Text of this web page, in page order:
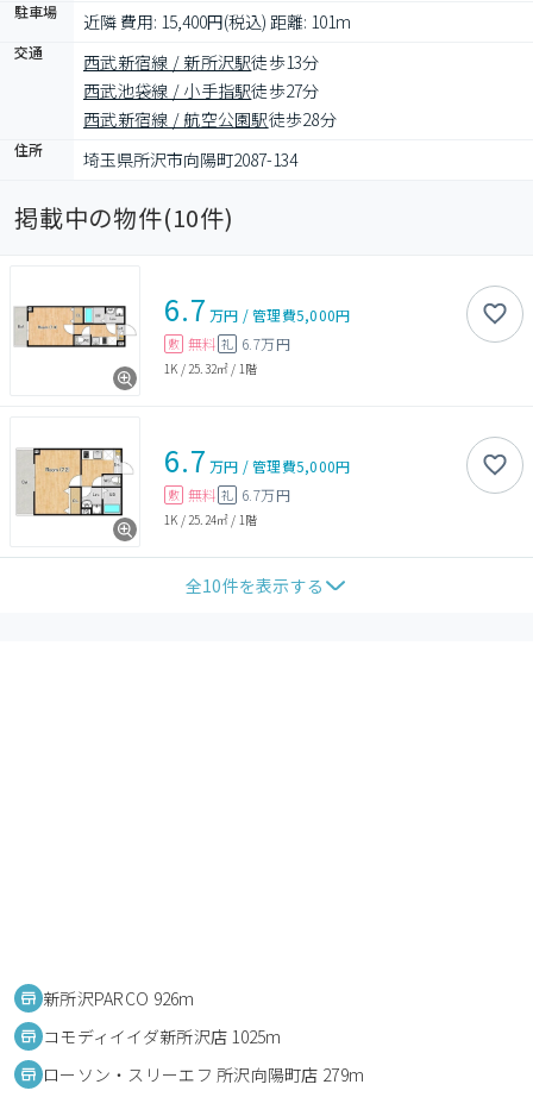
駐車場 近隣 費用: 15,400円(税込) 距離: 101m
交通 西武新宿線 / 新所沢駅徒歩13分
西武池袋線 / 小手指駅徒歩27分
西武新宿線 / 航空公園駅徒歩28分
住所 埼玉県所沢市向陽町2087-134
掲載中の物件(10件)
6.7 万円 /管理費5,000円
敷 無料 礼 6.7万円
1K / 25.32㎡ / 1階
6.7 万円 /管理費5,000円
敷 無料 礼 6.7万円
1K / 25.24㎡ / 1階
全10件を表示する
新所沢PARCO 926m
コモディイイダ新所沢店 1025m
ローソン・スリーエフ 所沢向陽町店 279m